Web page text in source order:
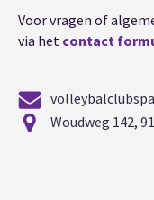
Voor vragen of
via het contact
Woudweg 142,